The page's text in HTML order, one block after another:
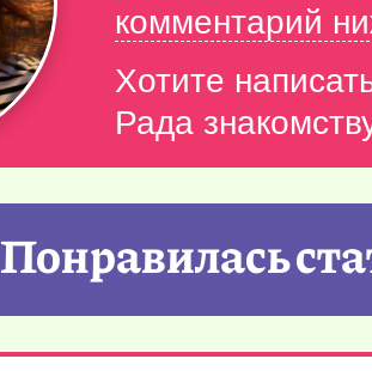
комментарий
Хотите
Рада
Понравилась